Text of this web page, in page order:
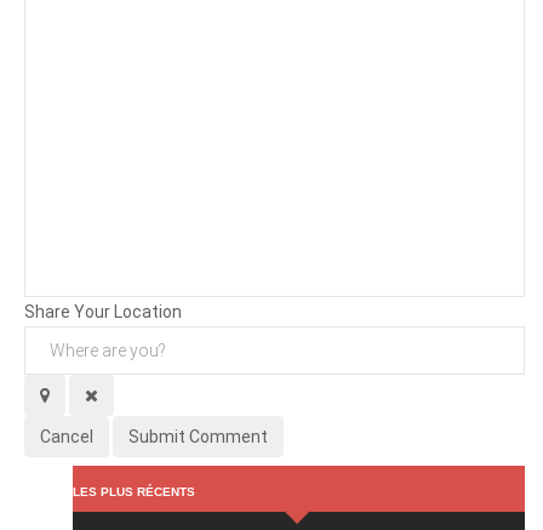
Share Your Location
Cancel Submit Comment
LES PLUS RÉCENTS